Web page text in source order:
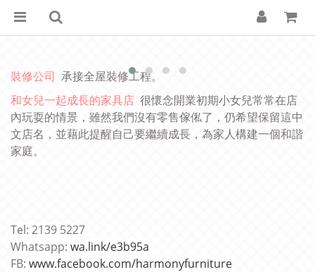
裝修公司 承接全屋裝修工程。
和女兒一起成長的家具店 很懷念開業初期小女兒常常在店
內玩耍的情景，雖然我們沒有零售傢俬了，仍希望保留這中
文店名，並藉此提醒自己要繼續成長，為家人構建一個和諧
家庭。
Tel: 2139 5227
Whatsapp: wa.link/e3b95a
FB: www.facebook.com/harmonyfurniture